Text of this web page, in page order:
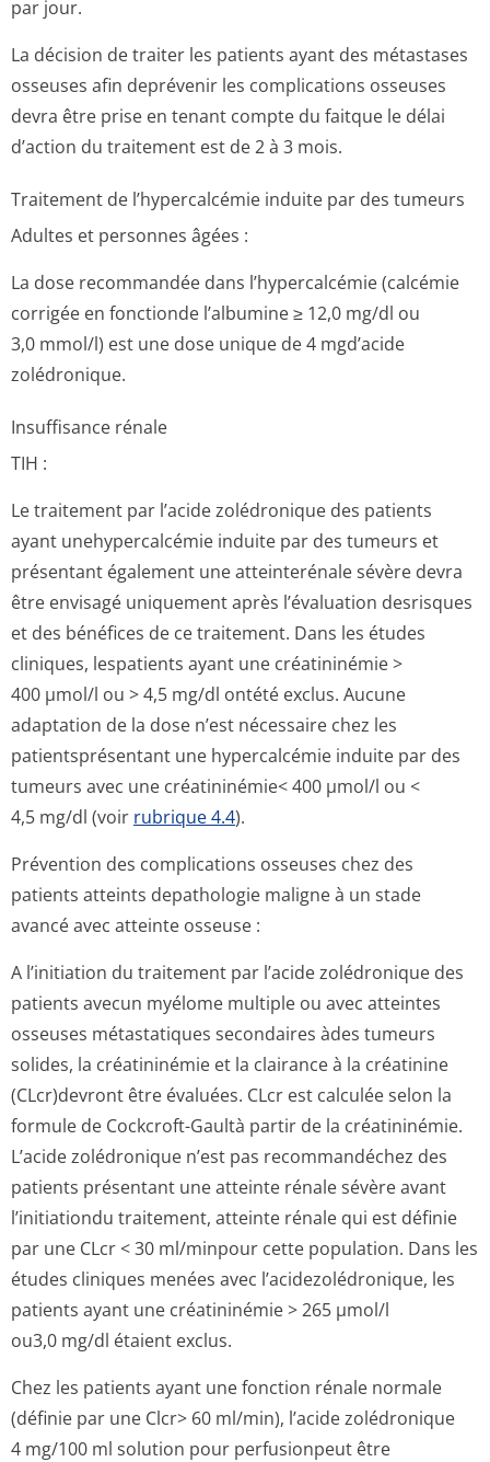
par jour.
La décision de traiter les patients ayant des métastases
osseuses afin deprévenir les complications osseuses
devra être prise en tenant compte du faitque le délai
d’action du traitement est de 2 à 3 mois.
Traitement de l’hypercalcémie induite par des tumeurs
Adultes et personnes âgées :
La dose recommandée dans l’hypercalcémie (calcémie
corrigée en fonctionde l’albumine ≥ 12,0 mg/dl ou
3,0 mmol/l) est une dose unique de 4 mgd’acide
zolédronique.
Insuffisance rénale
TIH :
Le traitement par l’acide zolédronique des patients
ayant unehypercalcémie induite par des tumeurs et
présentant également une atteinterénale sévère devra
être envisagé uniquement après l’évaluation desrisques
et des bénéfices de ce traitement. Dans les études
cliniques, lespatients ayant une créatininémie >
400 µmol/l ou > 4,5 mg/dl ontété exclus. Aucune
adaptation de la dose n’est nécessaire chez les
patientsprésentant une hypercalcémie induite par des
tumeurs avec une créatininémie< 400 µmol/l ou <
4,5 mg/dl (voir rubrique 4.4).
Prévention des complications osseuses chez des
patients atteints depathologie maligne à un stade
avancé avec atteinte osseuse :
A l’initiation du traitement par l’acide zolédronique des
patients avecun myélome multiple ou avec atteintes
osseuses métastatiques secondaires àdes tumeurs
solides, la créatininémie et la clairance à la créatinine
(CLcr)devront être évaluées. CLcr est calculée selon la
formule de Cockcroft-Gaultà partir de la créatininémie.
L’acide zolédronique n’est pas recommandéchez des
patients présentant une atteinte rénale sévère avant
l’initiationdu traitement, atteinte rénale qui est définie
par une CLcr < 30 ml/minpour cette population. Dans les
études cliniques menées avec l’acidezolédro­nique, les
patients ayant une créatininémie > 265 µmol/l
ou3,0 mg/dl étaient exclus.
Chez les patients ayant une fonction rénale normale
(définie par une Clcr> 60 ml/min), l’acide zolédronique
4 mg/100 ml solution pour perfusionpeut être